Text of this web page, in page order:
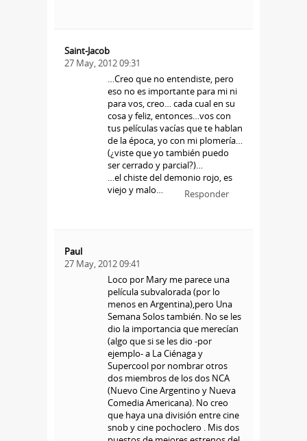
Saint-Jacob
27 May, 2012 09:31
…Creo que no entendiste, pero
eso no es importante para mi ni
para vos, creo… cada cual en su
cosa y feliz, entonces…vos con
tus películas vacías que te hablan
de la época, yo con mi plomería…
(¿viste que yo también puedo
ser cerrado y parcial?)…
…el chiste del demonio rojo, es
viejo y malo…
Responder
Paul
27 May, 2012 09:41
Loco por Mary me parece una
película subvalorada (por lo
menos en Argentina),pero Una
Semana Solos también. No se les
dio la importancia que merecían
(algo que si se les dio -por
ejemplo- a La Ciénaga y
Supercool por nombrar otros
dos miembros de los dos NCA
(Nuevo Cine Argentino y Nueva
Comedia Americana). No creo
que haya una división entre cine
snob y cine pochoclero . Mis dos